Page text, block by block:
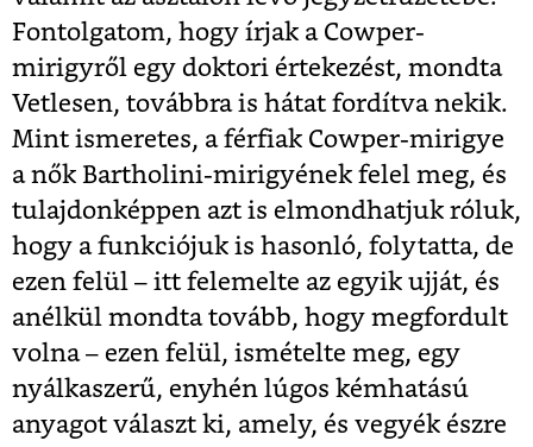
Fontolgatom, hogy írjak a Cowper-
mirigyről egy doktori értekezést, mondta
Vetlesen, továbbra is hátat fordítva nekik.
Mint ismeretes, a férfiak Cowper-mirigye
a nők Bartholini-mirigyének felel meg, és
tulajdonképpen azt is elmondhatjuk róluk,
hogy a funkciójuk is hasonló, folytatta, de
ezen felül – itt felemelte az egyik ujját, és
anélkül mondta tovább, hogy megfordult
volna – ezen felül, ismételte meg, egy
nyálkaszerű, enyhén lúgos kémhatású
anyagot választ ki, amely, és vegyék észre